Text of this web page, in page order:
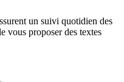
un suivi quotidien des
vous proposer des textes